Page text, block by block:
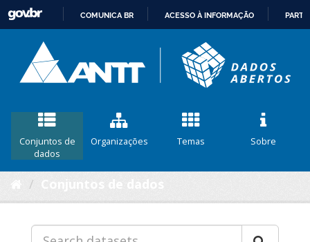
CONTEÚDO
COMUNICA BR ACESSO À INFORMAÇÃO
Conjuntos de
dados
Organizações Temas Sobre